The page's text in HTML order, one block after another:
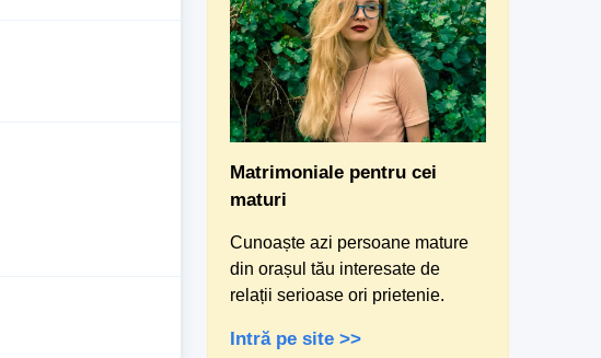
Matrimoniale pentru cei
maturi
Cunoaște azi persoane mature
din orașul tău interesate de
relații serioase ori prietenie.
Intră pe site >>